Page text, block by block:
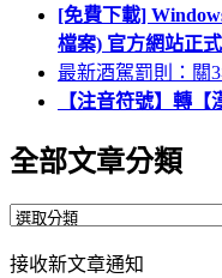
[免費下載]
檔案) 官方網站正
最新酒駕罰則：關
【注音符號】轉
全部文章分類
全
接收新文章通知